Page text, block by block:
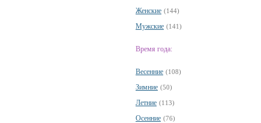
Женские (144)
Мужские (141)
Время года:
Весенние (108)
Зимние (50)
Летние (113)
Осенние (76)